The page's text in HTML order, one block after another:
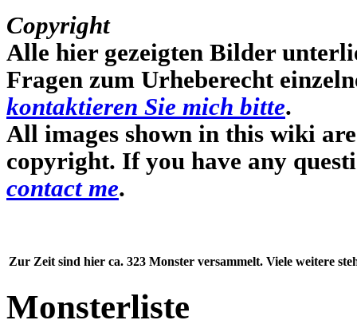
Copyright
Alle hier gezeigten Bilder
Fragen zum Urheberecht
kontaktieren Sie mich bitte.
All images shown in this wiki
copyright. If you have any
contact me.
Zur Zeit sind hier ca. 323 Monster versammelt. Viele weitere
Monsterliste